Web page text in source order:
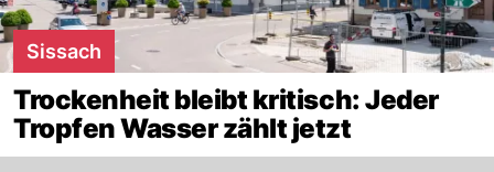
Sissach
Trockenheit bleibt kritisch: Jeder
Tropfen Wasser zählt jetzt